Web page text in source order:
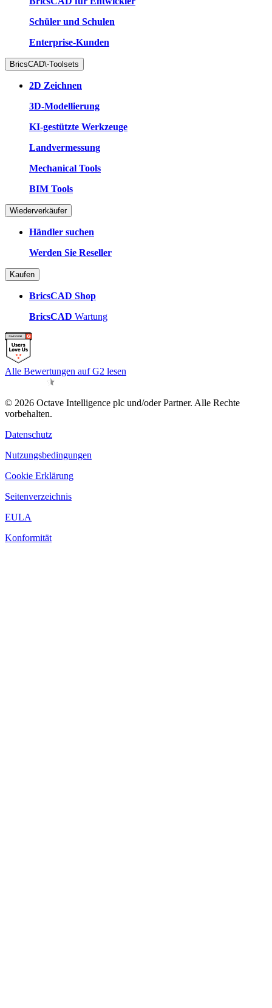
Schüler und Schulen
Enterprise-Kunden
BricsCAD\-Toolsets
2D Zeichnen
3D-Modellierung
KI-gestützte Werkzeuge
Landvermessung
Mechanical Tools
BIM Tools
Wiederverkäufer
Händler suchen
Werden Sie Reseller
Kaufen
BricsCAD Shop
BricsCAD Wartung
Alle Bewertungen auf G2 lesen
© 2026 Octave Intelligence plc und/oder Partner. Alle Rechte
vorbehalten.
Datenschutz
Nutzungsbedingungen
Cookie Erklärung
Seitenverzeichnis
EULA
Konformität